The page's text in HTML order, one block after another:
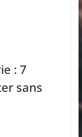
: 7
sans